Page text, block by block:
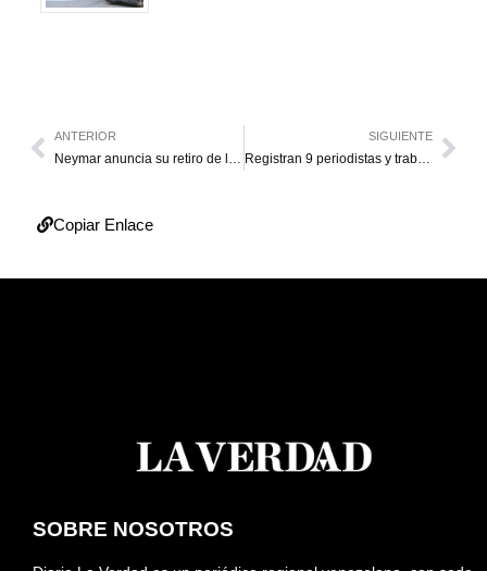
ANTERIOR SIGUIENTE
Registran 9 periodistas y trabajadores de la prensa fallecidos por los terremotos
Copiar Enlace
SOBRE NOSOTROS